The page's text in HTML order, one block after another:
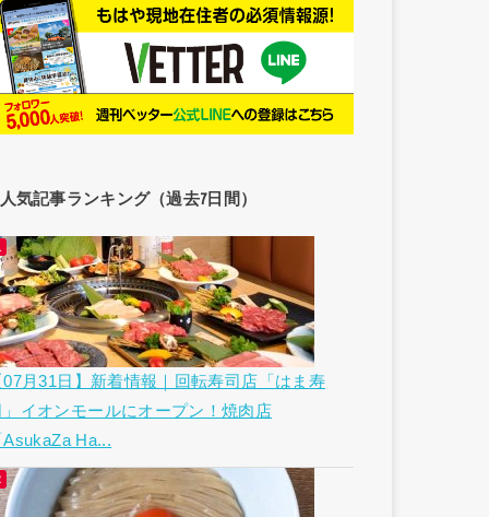
人気記事ランキング（過去7日間）
07月31日】新着情報｜回転寿司店「はま寿
」イオンモールにオープン！焼肉店
AsukaZa Ha...